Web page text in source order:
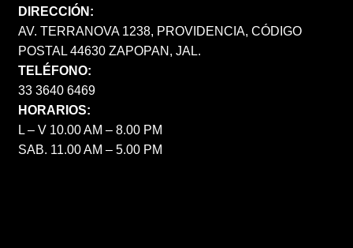
DIRECCIÓN:
AV. TERRANOVA 1238, PROVIDENCIA, CÓDIGO
POSTAL 44630 ZAPOPAN, JAL.
TELÉFONO:
33 3640 6469
HORARIOS:
L – V 10.00 AM – 8.00 PM
SAB. 11.00 AM – 5.00 PM